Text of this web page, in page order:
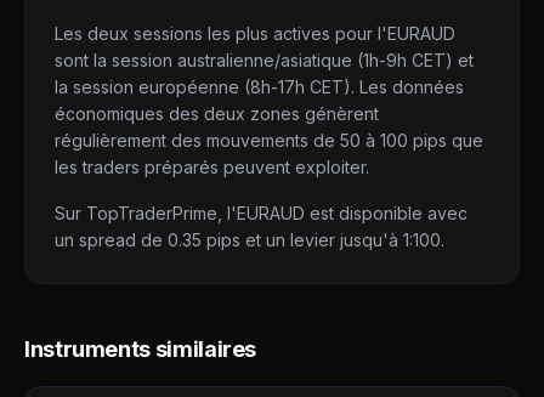
Les deux sessions les plus actives pour l'EURAUD
sont la session australienne/asiatique (1h-9h CET) et
la session européenne (8h-17h CET). Les données
économiques des deux zones génèrent
régulièrement des mouvements de 50 à 100 pips que
les traders préparés peuvent exploiter.
Sur TopTraderPrime, l'EURAUD est disponible avec
un spread de 0.35 pips et un levier jusqu'à 1:100.
Instruments similaires